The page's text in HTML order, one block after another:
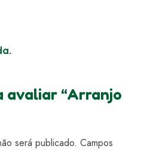
avaliar “Arranjo
será publicado. Campos